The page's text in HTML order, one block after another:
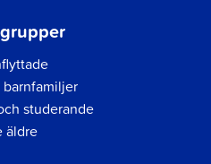
barnfamiljer
studerande
äldre